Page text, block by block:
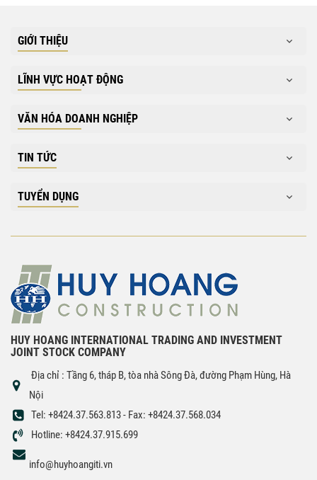
GIỚI THIỆU
LĨNH VỰC HOẠT ĐỘNG
VĂN HÓA DOANH NGHIỆP
TIN TỨC
TUYỂN DỤNG
HUY HOANG INTERNATIONAL TRADING AND INVESTMENT
JOINT STOCK COMPANY
Địa chỉ : Tầng 6, tháp B, tòa nhà Sông Đà, đường Phạm Hùng, Hà
Nội
Tel: +8424.37.563.813 - Fax: +8424.37.568.034
Hotline: +8424.37.915.699
info@huyhoangiti.vn